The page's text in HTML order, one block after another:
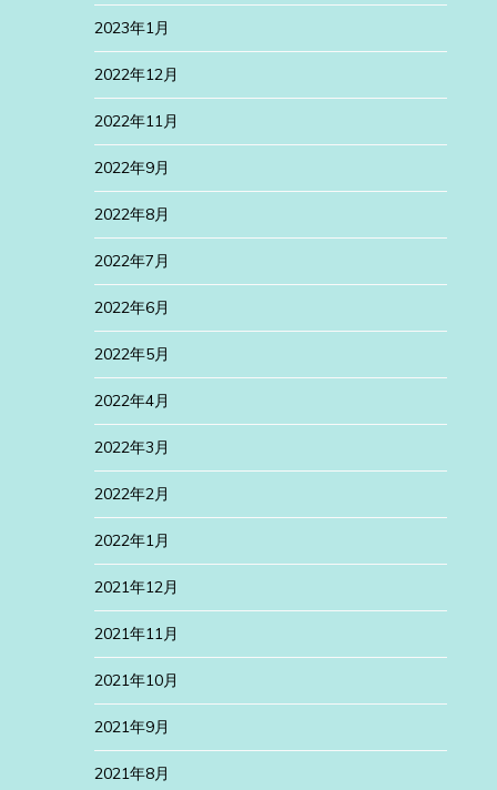
2023年1月
2022年12月
2022年11月
2022年9月
2022年8月
2022年7月
2022年6月
2022年5月
2022年4月
2022年3月
2022年2月
2022年1月
2021年12月
2021年11月
2021年10月
2021年9月
2021年8月